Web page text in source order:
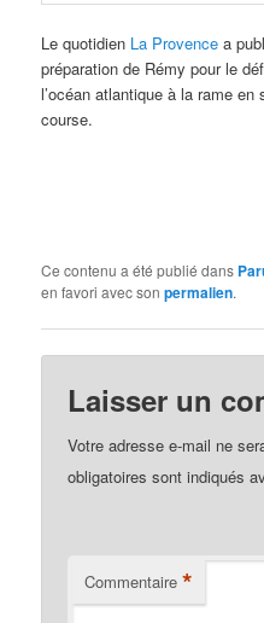
Le quotidien La Provence a
préparation de Rémy pour le
l’océan atlantique à la rame
course.
Ce contenu a été publié dans
en favori avec sonpermalien.
Laisser un
Votre adresse e-mail ne
obligatoires sont indiqués
Commentaire *